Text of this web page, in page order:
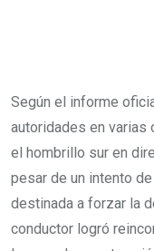
Según el informe
autoridades en varias
el hombrillo sur en
pesar de un intento
destinada a forzar la
conductor logró